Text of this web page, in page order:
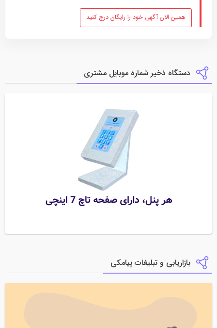
همین الان آگهی خود را رایگان درج کنید
دستگاه ذخیر شماره موبایل مشتری
بازاریابی و تبلیغات پیامکی